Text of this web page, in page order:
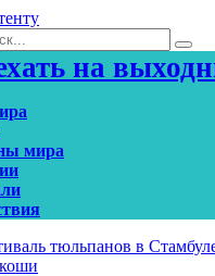
на
мира
тюльпанов в